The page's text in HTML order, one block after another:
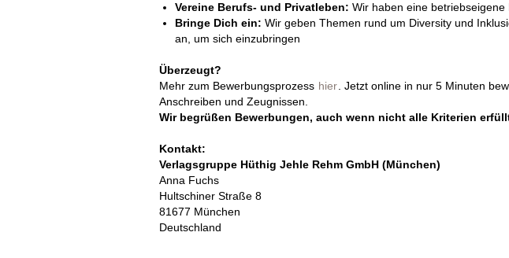
Vereine Berufs- und Privatleben: Wir haben eine
Bringe Dich ein: Wir geben Themen rund um Diversity und
an, um sich einzubringen
Überzeugt?
Mehr zum Bewerbungsprozess hier . Jetzt online in nur 5 Minuten
Anschreiben und Zeugnissen.
Wir begrüßen Bewerbungen, auch wenn nicht alle Kriterien
Kontakt:
Verlagsgruppe Hüthig Jehle Rehm GmbH (München)
Anna Fuchs
Hultschiner Straße 8
81677 München
Deutschland